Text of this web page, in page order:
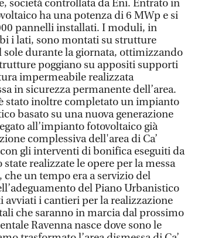
società controllata da Eni. Entrato in
ha una potenza di 6 MWp e si
pannelli installati. I moduli, in
i lati, sono montati su strutture
durante la giornata, ottimizzando
poggiano su appositi supporti
impermeabile realizzata
in sicurezza permanente dell’area.
stato inoltre completato un impianto
basato su una nuova generazione
all’impianto fotovoltaico già
complessiva dell'area di Ca’
gli interventi di bonifica eseguiti da
realizzate le opere per la messa
un tempo era a servizio del
del Piano Urbanistico
avviati i cantieri per la realizzazione
che saranno in marcia dal prossimo
Ravenna nasce dove sono le